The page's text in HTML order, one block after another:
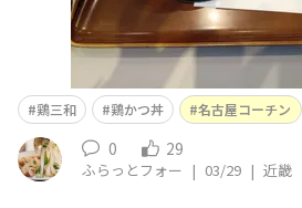
鶏三和 鶏かつ丼 名古屋コーチン
0 29
ふらっとフォー | 03/29 | 近畿